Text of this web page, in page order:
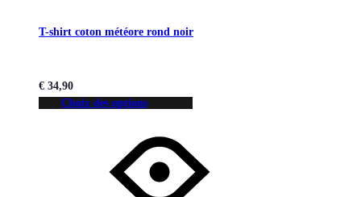
T-shirt coton météore rond noir
€ 34,90
Choix des options